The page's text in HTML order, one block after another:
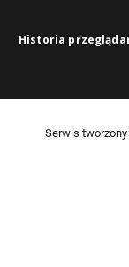
Historia
Serwis